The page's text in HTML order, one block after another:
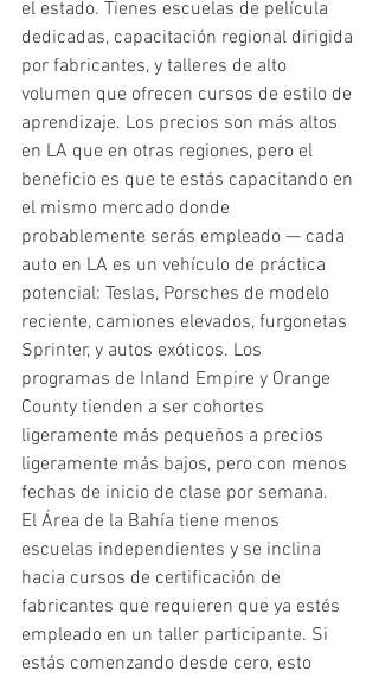
el estado. Tienes escuelas de película
dedicadas, capacitación regional dirigida
por fabricantes, y talleres de alto
volumen que ofrecen cursos de estilo de
aprendizaje. Los precios son más altos
en LA que en otras regiones, pero el
beneficio es que te estás capacitando en
el mismo mercado donde
probablemente serás empleado — cada
auto en LA es un vehículo de práctica
potencial: Teslas, Porsches de modelo
reciente, camiones elevados, furgonetas
Sprinter, y autos exóticos. Los
programas de Inland Empire y Orange
County tienden a ser cohortes
ligeramente más pequeños a precios
ligeramente más bajos, pero con menos
fechas de inicio de clase por semana.
El Área de la Bahía tiene menos
escuelas independientes y se inclina
hacia cursos de certificación de
fabricantes que requieren que ya estés
empleado en un taller participante. Si
estás comenzando desde cero, esto